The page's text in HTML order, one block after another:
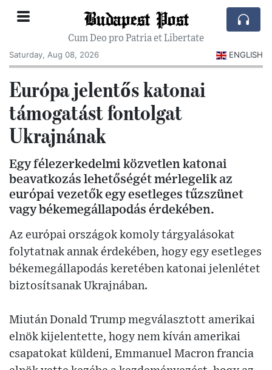
Budapest Post
Cum Deo pro Patria et Libertate
Saturday, Aug 08, 2026
ENGLISH
Európa jelentős katonai
támogatást fontolgat
Ukrajnának
Egy félezerkedelmi közvetlen katonai
beavatkozás lehetőségét mérlegelik az
európai vezetők egy esetleges tűzszünet
vagy békemegállapodás érdekében.
Az európai országok komoly tárgyalásokat
folytatnak annak érdekében, hogy egy esetleges
békemegállapodás keretében katonai jelenlétet
biztosítsanak Ukrajnában.
Miután Donald Trump megválasztott amerikai
elnök kijelentette, hogy nem kíván amerikai
csapatokat küldeni, Emmanuel Macron francia